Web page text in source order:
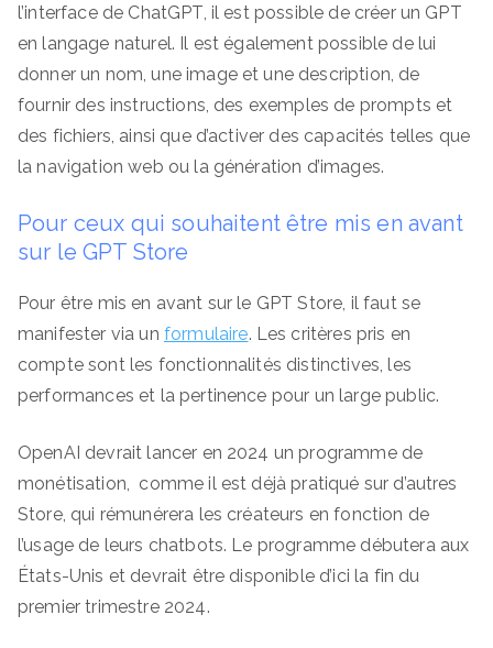
l’interface de ChatGPT, il est possible de créer un GPT
en langage naturel. Il est également possible de lui
donner un nom, une image et une description, de
fournir des instructions, des exemples de prompts et
des fichiers, ainsi que d’activer des capacités telles que
la navigation web ou la génération d’images.
Pour ceux qui souhaitent être mis en avant
sur le GPT Store
Pour être mis en avant sur le GPT Store, il faut se
manifester via un formulaire. Les critères pris en
compte sont les fonctionnalités distinctives, les
performances et la pertinence pour un large public.
OpenAI devrait lancer en 2024 un programme de
monétisation, comme il est déjà pratiqué sur d’autres
Store, qui rémunérera les créateurs en fonction de
l’usage de leurs chatbots. Le programme débutera aux
États-Unis et devrait être disponible d’ici la fin du
premier trimestre 2024.